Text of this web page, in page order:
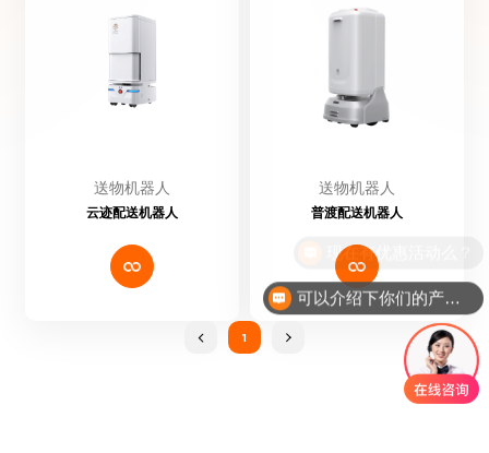
送物机器人
云迹配送机器人
送物机器人
普渡配送机器人
1
提交留言
可以介绍下你们的产品么？
现在有优惠活动么？